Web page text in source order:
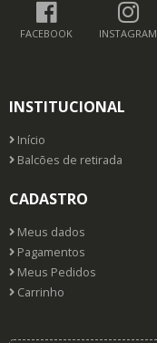
FACEBOOK INSTAGRAM
INSTITUCIONAL
Início
Balcões de retirada
CADASTRO
Meus dados
Pagamentos
Meus Pedidos
Carrinho